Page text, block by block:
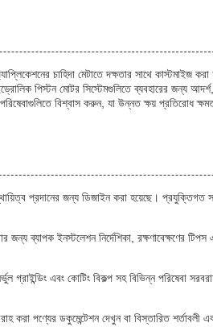
চাহিদা মেটাতে দক্ষতার সাথে
পিস্টন মোটর সিস্টেমগুলিতে ব্যবহারের
বিশ্বাস করুন, যা উন্নত ক্ষয় প্রতিরোধ
প্রদানের জন্য ডিজাইন করা হয়েছে।
ব্যাপক ইনস্টলেশন নির্দেশিকা, রক্ষণাবেক্ষণের
গ্রাইন্ডিং এবং কোটিং বিকল্প সহ বিভিন্ন পরিষেবা
করা পণ্যের ডকুমেন্টেশন দেখুন বা বিস্তারিত শর্তাবলী